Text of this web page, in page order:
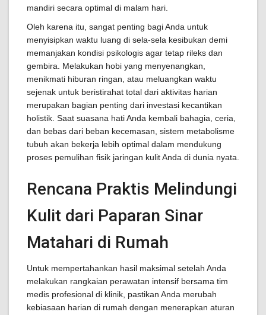
mandiri secara optimal di malam hari.
Oleh karena itu, sangat penting bagi Anda untuk
menyisipkan waktu luang di sela-sela kesibukan demi
memanjakan kondisi psikologis agar tetap rileks dan
gembira. Melakukan hobi yang menyenangkan,
menikmati hiburan ringan, atau meluangkan waktu
sejenak untuk beristirahat total dari aktivitas harian
merupakan bagian penting dari investasi kecantikan
holistik. Saat suasana hati Anda kembali bahagia, ceria,
dan bebas dari beban kecemasan, sistem metabolisme
tubuh akan bekerja lebih optimal dalam mendukung
proses pemulihan fisik jaringan kulit Anda di dunia nyata.
Rencana Praktis Melindungi
Kulit dari Paparan Sinar
Matahari di Rumah
Untuk mempertahankan hasil maksimal setelah Anda
melakukan rangkaian perawatan intensif bersama tim
medis profesional di klinik, pastikan Anda merubah
kebiasaan harian di rumah dengan menerapkan aturan